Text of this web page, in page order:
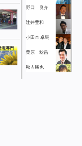
野口 良介
辻井豊和
小田本 卓馬
栗原 稔昌
秋吉勝也